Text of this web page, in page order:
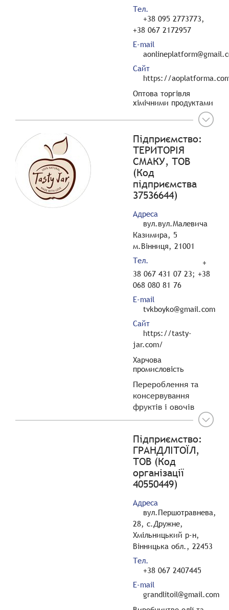
Тел.
+38 095 2773773,
+38 067 2172957
E-mail
Сайт
https://
Оптова торгівля
хімічними продуктами
Підприємство:
ТЕРИТОРІЯ
СМАКУ, ТОВ
(Код
підприємства
37536644)
Адреса
вул.вул.Малевича
Казимира, 5
м.Вінниця, 21001
Тел.
+
38 067 431 07 23; +38
068 080 81 76
E-mail
tvkboyko@gmail.com
Сайт
https://tasty-
jar.com/
Харчова
промисловість
Перероблення та
консервування
фруктів і овочів
Підприємство:
ГРАНДЛІТОЇЛ,
ТОВ (Код
організації
40550449)
Адреса
вул.Першотравнева,
28, с.Дружне,
Хмільницький р-н,
Вінницька обл., 22453
Тел.
+38 067 2407445
E-mail
grandlitoil@gmail.com